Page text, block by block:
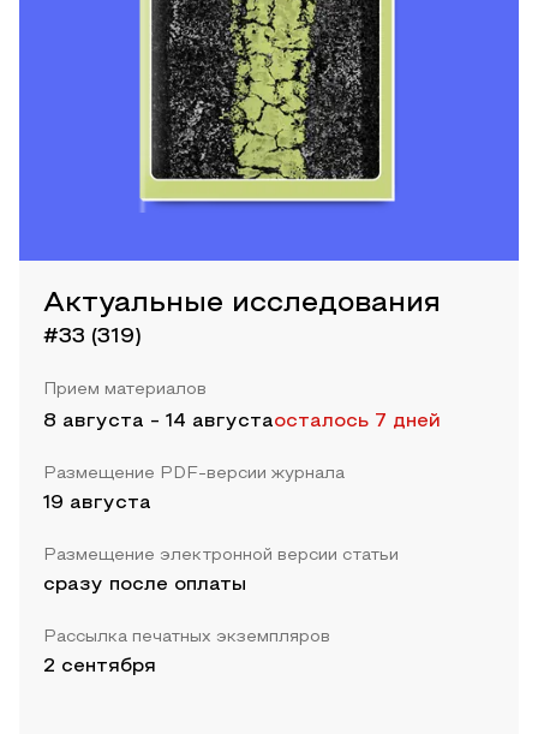
Актуальные исследования
#33 (319)
Прием материалов
8 августа - 14 августаосталось 7 дней
Размещение PDF-версии журнала
19 августа
Размещение электронной версии статьи
сразу после оплаты
Рассылка печатных экземпляров
2 сентября